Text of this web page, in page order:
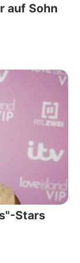
auf Sohn
Stars